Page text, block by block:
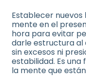
Establecer
mente en el
hora para evitar
darle estructura al
sin excesos ni
estabilidad. Es
la mente que